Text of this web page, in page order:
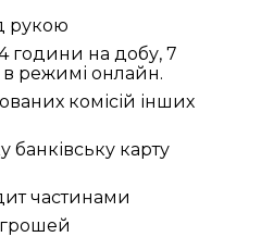
рукою
години на добу, 7
режимі онлайн.
комісій інших
банківську карту
частинами